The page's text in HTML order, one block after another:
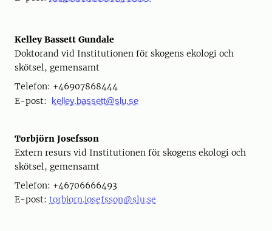
Kelley Bassett Gundale
Doktorand vid Institutionen för skogens ekologi och
skötsel, gemensamt
Telefon: +46907868444
E-post:
kelley.bassett@slu.se
Torbjörn Josefsson
Extern resurs vid Institutionen för skogens ekologi och
skötsel, gemensamt
Telefon: +46706666493
E-post: torbjorn.josefsson@slu.se